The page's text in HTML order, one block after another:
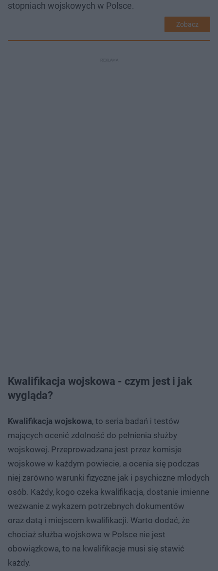
stopniach wojskowych w Polsce.
Zobacz
Kwalifikacja wojskowa - czym jest i jak
wygląda?
Kwalifikacja wojskowa, to seria badań i testów
mających ocenić zdolność do pełnienia służby
wojskowej. Przeprowadzana jest przez komisje
wojskowe w każdym powiecie, a ocenia się podczas
niej zarówno warunki fizyczne jak i psychiczne młodych
osób. Każdy, kogo czeka kwalifikacja, dostanie imienne
wezwanie z wykazem potrzebnych dokumentów
oraz datą i miejscem kwalifikacji. Warto dodać, że
chociaż służba wojskowa w Polsce nie jest
obowiązkowa, to na kwalifikacje musi się stawić
każdy.